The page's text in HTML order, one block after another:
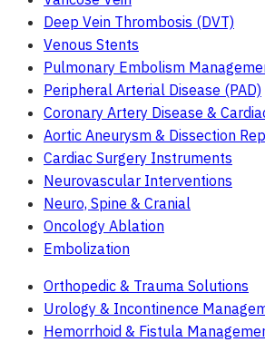
Deep Vein Thrombosis (DVT)
Venous Stents
Pulmonary Embolism
Peripheral Arterial Disease (PAD)
Coronary Artery Disease &
Aortic Aneurysm & Dissection
Cardiac Surgery Instruments
Neurovascular Interventions
Neuro, Spine & Cranial
Oncology Ablation
Embolization
Orthopedic & Trauma Solutions
Urology & Incontinence
Hemorrhoid & Fistula